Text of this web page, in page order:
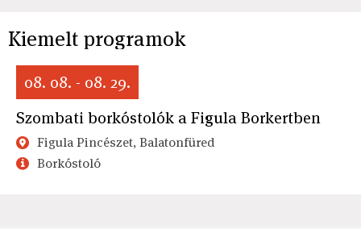
Kiemelt programok
08. 08. - 08. 29.
Szombati borkóstolók a Figula Borkertben
Figula Pincészet, Balatonfüred
Borkóstoló